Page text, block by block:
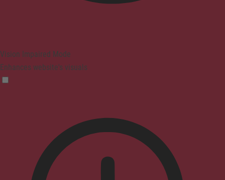
Vision Impaired Mode
Enhances website's visuals